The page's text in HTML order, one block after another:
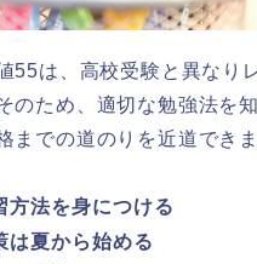
55は、高校受験と異なり
のため、適切な勉強法を
までの道のりを近道できま
方法を身につける
は夏から始める